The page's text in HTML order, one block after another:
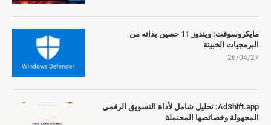
مايكروسوفت: ويندوز 11 حصين بذاته من
البرمجيات الخبيثة
26/04/27
AdShift.app: تحليل شامل لأداة التسويق الرقمي
المجهولة وخصائصها المحتملة